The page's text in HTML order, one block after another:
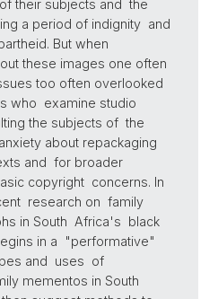
their subjects and the
a period of indignity and
But when
these images one often
too often overlooked
who examine studio
the subjects of the
about repackaging
and for broader
copyright concerns. In
research on family
in South Africa's black
in a "performative"
and uses of
mementos in South